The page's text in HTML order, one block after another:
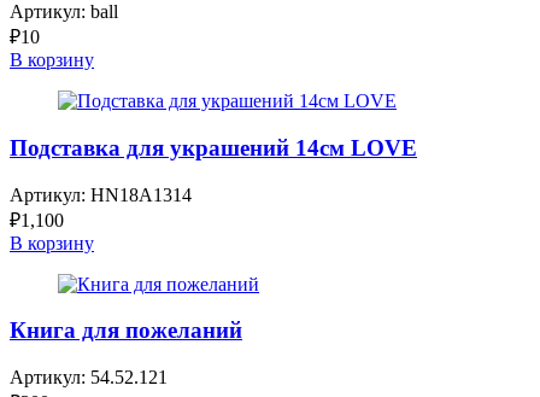
Артикул: ball
₽10
В корзину
Подставка для украшений 14см LOVE
Артикул: HN18A1314
₽1,100
В корзину
Книга для пожеланий
Артикул: 54.52.121